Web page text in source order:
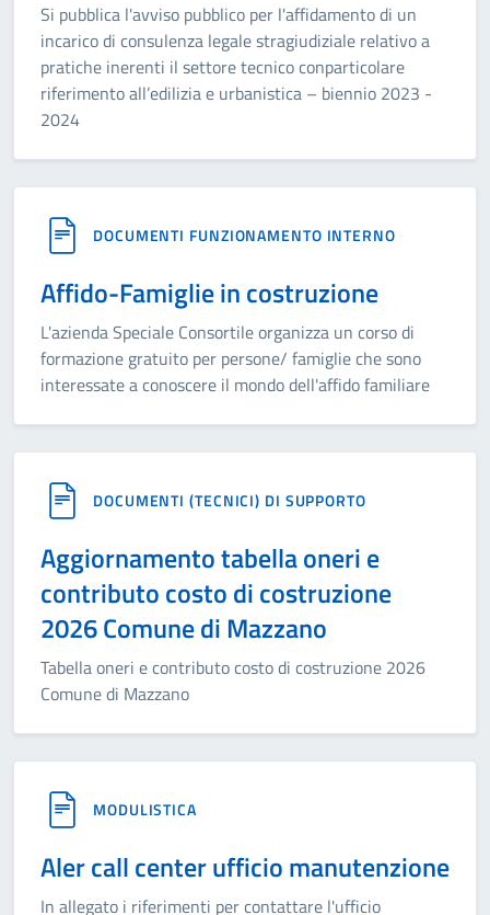
Si pubblica l'avviso pubblico per l'affidamento di un
incarico di consulenza legale stragiudiziale relativo a
pratiche inerenti il settore tecnico conparticolare
riferimento all’edilizia e urbanistica – biennio 2023 -
2024
DOCUMENTI FUNZIONAMENTO INTERNO
Affido-Famiglie in costruzione
L'azienda Speciale Consortile organizza un corso di
formazione gratuito per persone/ famiglie che sono
interessate a conoscere il mondo dell'affido familiare
DOCUMENTI (TECNICI) DI SUPPORTO
Aggiornamento tabella oneri e
contributo costo di costruzione
2026 Comune di Mazzano
Tabella oneri e contributo costo di costruzione 2026
Comune di Mazzano
MODULISTICA
Aler call center ufficio manutenzione
In allegato i riferimenti per contattare l'ufficio